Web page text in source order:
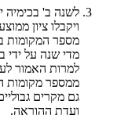
לשנה ב' בכימיה
ויקבלו ציון ממוצע
מספר המקומות
מדי שנה על ידי
למרות האמור
ממספר מקומות
ועדת ההוראה.